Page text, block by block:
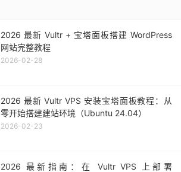
2026 最新 Vultr + 宝塔面板搭建 WordPress
网站完整教程
2026-02-28
2026 最新 Vultr VPS 安装宝塔面板教程：从
零开始搭建建站环境（Ubuntu 24.04）
2026-02-23
2026 最新指南：在 Vultr VPS 上部署